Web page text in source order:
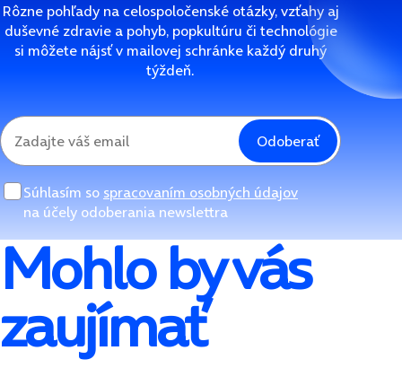
Rôzne pohľady na celospoločenské otázky, vzťahy aj
duševné zdravie a pohyb, popkultúru či technológie
si môžete nájsť v mailovej schránke každý druhý
týždeň.
Odoberať
Súhlasím so spracovaním osobných údajov
na účely odoberania newslettra
Mohlo by vás
zaujímať